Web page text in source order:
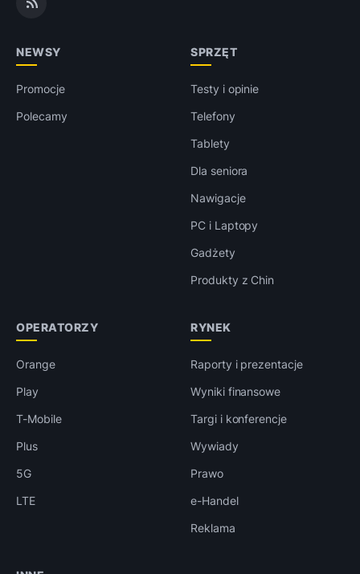
NEWSY
Promocje
Polecamy
SPRZĘT
Testy i opinie
Telefony
Tablety
Dla seniora
Nawigacje
PC i Laptopy
Gadżety
Produkty z Chin
OPERATORZY
Orange
Play
T-Mobile
Plus
5G
LTE
RYNEK
Raporty i prezentacje
Wyniki finansowe
Targi i konferencje
Wywiady
Prawo
e-Handel
Reklama